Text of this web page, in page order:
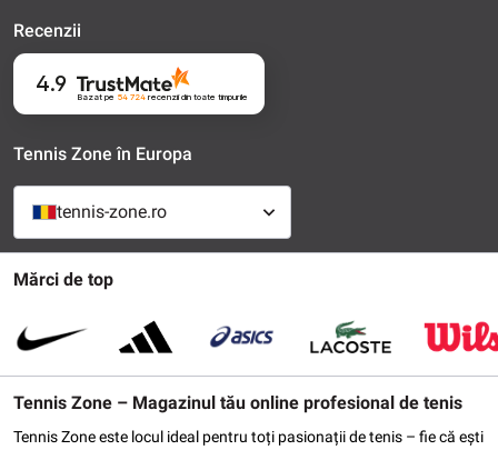
Mărci de top
Tennis Zone – Magazinul tău online profesional de tenis
Tennis Zone este locul ideal pentru toți pasionații de tenis – fie că ești
Recenzii
4.9
Bazat pe 54 724recenziidin toate timpurile
Tennis Zone în Europa
tennis-zone.ro